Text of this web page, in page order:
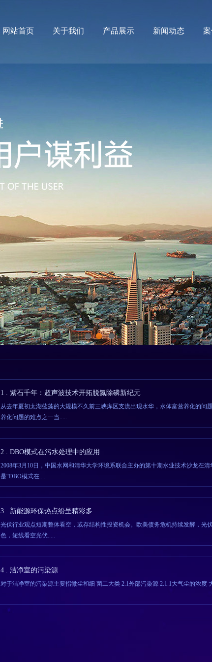
1 2 3
网站首页 关于我们 产品展示 新闻动态
1 . 紫石千年：超声波技术开拓脱氮除磷新纪元
从去年夏初太湖蓝藻的大规模不久前三峡库区支流出现水华，水体富营养化的问
养化问题的难点之一当.....
2 . DBO模式在污水处理中的应用
2008年3月10日，中国水网和清华大学环境系联合主办的第十期水业技术沙龙在
是“DBO模式在.....
3 . 新能源环保热点纷呈精彩多
光伏行业观点短期整体看空，或存结构性投资机会。欧美债务危机持续发酵，光
色，短线看空光伏.....
4 . 洁净室的污染源
对于洁净室的污染源主要指微尘和细 菌二大类 2.1外部污染源 2.1.1大气尘的浓度